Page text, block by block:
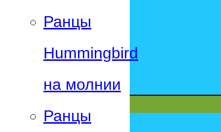
Ранцы
Hummingbird
на молнии
Ранцы